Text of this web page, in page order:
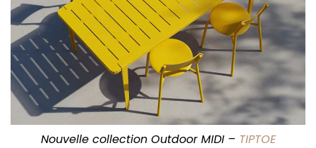
Nouvelle collection Outdoor MIDI – TIPTOE